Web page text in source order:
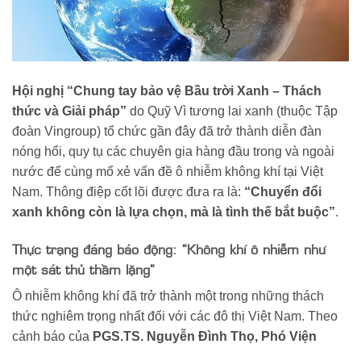
Hội nghị “Chung tay bảo vệ Bầu trời Xanh – Thách
thức và Giải pháp” do Quỹ Vì tương lai xanh (thuộc Tập
đoàn Vingroup) tổ chức gần đây đã trở thành diễn đàn
nóng hổi, quy tụ các chuyên gia hàng đầu trong và ngoài
nước để cùng mổ xẻ vấn đề ô nhiễm không khí tại Việt
Nam. Thông điệp cốt lõi được đưa ra là: “Chuyển đổi
xanh không còn là lựa chọn, mà là tình thế bắt buộc”.
Thực trạng đáng báo động: “Không khí ô nhiễm như
một sát thủ thầm lặng”
Ô nhiễm không khí đã trở thành một trong những thách
thức nghiêm trọng nhất đối với các đô thị Việt Nam. Theo
cảnh báo của PGS.TS. Nguyễn Đình Thọ, Phó Viện